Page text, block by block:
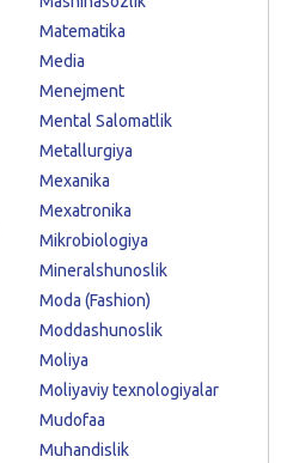
Matematika
Media
Menejment
Mental Salomatlik
Metallurgiya
Mexanika
Mexatronika
Mikrobiologiya
Mineralshunoslik
Moda (Fashion)
Moddashunoslik
Moliya
Moliyaviy texnologiyalar
Mudofaa
Muhandislik